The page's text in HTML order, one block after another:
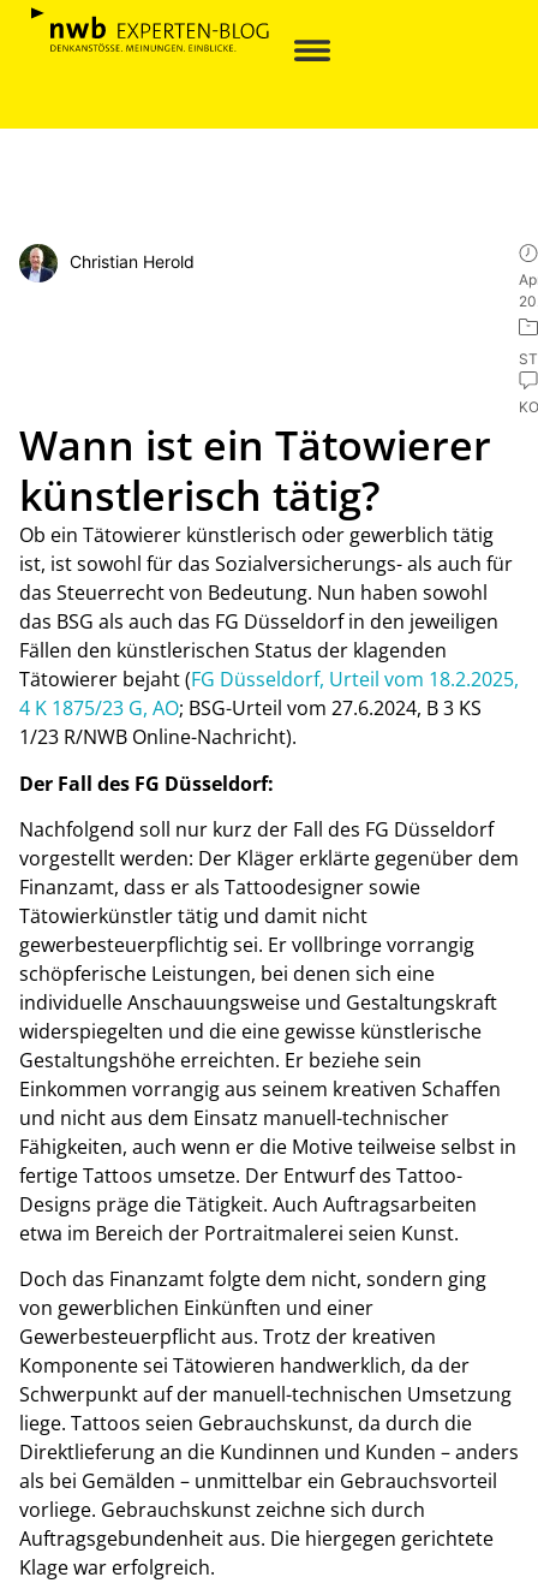
Christian Herold
Wann ist ein Tätowierer
künstlerisch tätig?
Ob ein Tätowierer künstlerisch oder gewerblich tätig
ist, ist sowohl für das Sozialversicherungs- als auch für
das Steuerrecht von Bedeutung. Nun haben sowohl
das BSG als auch das FG Düsseldorf in den jeweiligen
Fällen den künstlerischen Status der klagenden
Tätowierer bejaht (FG Düsseldorf, Urteil vom 18.2.2025,
4 K 1875/23 G, AO; BSG-Urteil vom 27.6.2024, B 3 KS
1/23 R/NWB Online-Nachricht).
Der Fall des FG Düsseldorf:
Nachfolgend soll nur kurz der Fall des FG Düsseldorf
vorgestellt werden: Der Kläger erklärte gegenüber dem
Finanzamt, dass er als Tattoodesigner sowie
Tätowierkünstler tätig und damit nicht
gewerbesteuerpflichtig sei. Er vollbringe vorrangig
schöpferische Leistungen, bei denen sich eine
individuelle Anschauungsweise und Gestaltungskraft
widerspiegelten und die eine gewisse künstlerische
Gestaltungshöhe erreichten. Er beziehe sein
Einkommen vorrangig aus seinem kreativen Schaffen
und nicht aus dem Einsatz manuell-technischer
Fähigkeiten, auch wenn er die Motive teilweise selbst in
fertige Tattoos umsetze. Der Entwurf des Tattoo-
Designs präge die Tätigkeit. Auch Auftragsarbeiten
etwa im Bereich der Portraitmalerei seien Kunst.
Doch das Finanzamt folgte dem nicht, sondern ging
von gewerblichen Einkünften und einer
Gewerbesteuerpflicht aus. Trotz der kreativen
Komponente sei Tätowieren handwerklich, da der
Schwerpunkt auf der manuell-technischen Umsetzung
liege. Tattoos seien Gebrauchskunst, da durch die
Direktlieferung an die Kundinnen und Kunden – anders
als bei Gemälden – unmittelbar ein Gebrauchsvorteil
vorliege. Gebrauchskunst zeichne sich durch
Auftragsgebundenheit aus. Die hiergegen gerichtete
Klage war erfolgreich.